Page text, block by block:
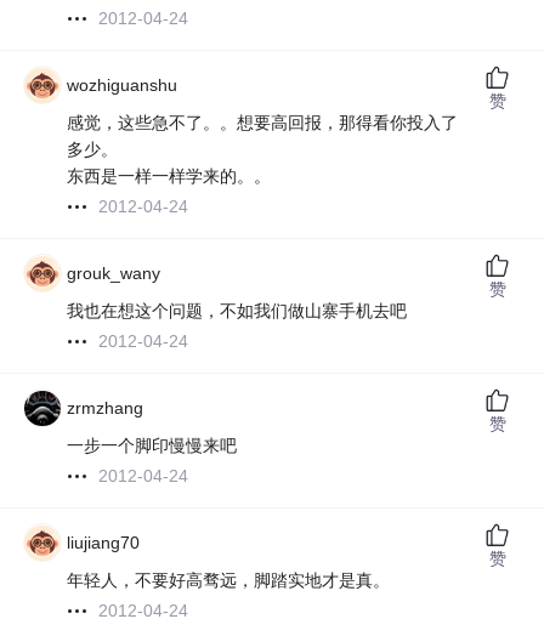
2012-04-24
wozhiguanshu
感觉，这些急不了。。想要高回报，那得看你投入了
多少。
东西是一样一样学来的。。
2012-04-24
赞
grouk_wany
我也在想这个问题，不如我们做山寨手机去吧
2012-04-24
赞
zrmzhang
一步一个脚印慢慢来吧
2012-04-24
赞
liujiang70
年轻人，不要好高骛远，脚踏实地才是真。
2012-04-24
赞